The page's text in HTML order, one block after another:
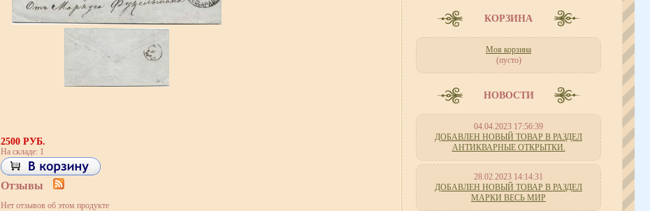
2500 РУБ.
На складе: 1
Отзывы
Нет отзывов об этом продукте
КОРЗИНА
Моя корзина
(пусто)
НОВОСТИ
04.04.2023 17:56:39
ДОБАВЛЕН НОВЫЙ ТОВАР В РАЗДЕЛ
АНТИКВАРНЫЕ ОТКРЫТКИ.
28.02.2023 14:14:31
ДОБАВЛЕН НОВЫЙ ТОВАР В РАЗДЕЛ
МАРКИ ВЕСЬ МИР